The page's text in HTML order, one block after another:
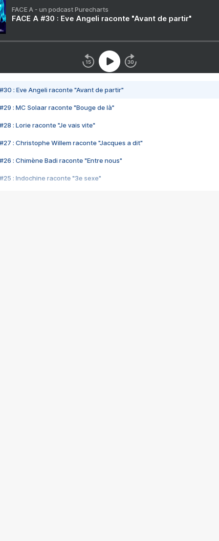
FACE A - un podcast Purecharts
FACE A #30 : Eve Angeli raconte "Avant de partir"
#30 : Eve Angeli raconte "Avant de partir"
#29 : MC Solaar raconte "Bouge de là"
#28 : Lorie raconte "Je vais vite"
#27 : Christophe Willem raconte "Jacques a dit"
#26 : Chimène Badi raconte "Entre nous"
#25 : Indochine raconte "3e sexe"